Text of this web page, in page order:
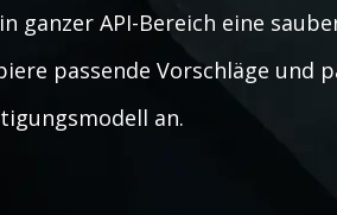
ganzer API-Bereich eine
passende Vorschläge und
an.